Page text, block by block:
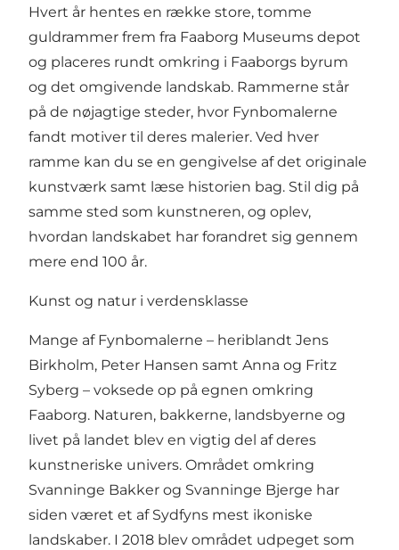
Hvert år hentes en række store, tomme
guldrammer frem fra Faaborg Museums depot
og placeres rundt omkring i Faaborgs byrum
og det omgivende landskab. Rammerne står
på de nøjagtige steder, hvor Fynbomalerne
fandt motiver til deres malerier. Ved hver
ramme kan du se en gengivelse af det originale
kunstværk samt læse historien bag. Stil dig på
samme sted som kunstneren, og oplev,
hvordan landskabet har forandret sig gennem
mere end 100 år.
Kunst og natur i verdensklasse
Mange af Fynbomalerne – heriblandt Jens
Birkholm, Peter Hansen samt Anna og Fritz
Syberg – voksede op på egnen omkring
Faaborg. Naturen, bakkerne, landsbyerne og
livet på landet blev en vigtig del af deres
kunstneriske univers. Området omkring
Svanninge Bakker og Svanninge Bjerge har
siden været et af Sydfyns mest ikoniske
landskaber. I 2018 blev området udpeget som